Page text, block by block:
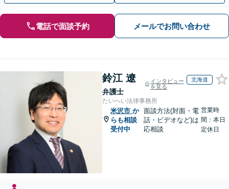
電話で面談予約 メールでお問い合わせ
鈴江 遼
弁護士
インタビュー
を見る
北海道
たいへい法律事務所
米沢市 か
らも相談
受付中
面談方法(対面・電
話・ビデオなど)は
応相談
営業時
間：本日
定休日